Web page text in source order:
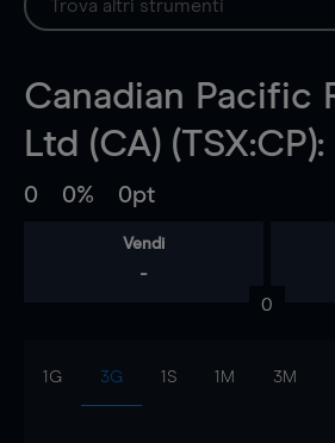
Canadian Pacific
Ltd (CA)
0 0% 0pt
Vendi
-
0
1G 3G 1S 1M 3M